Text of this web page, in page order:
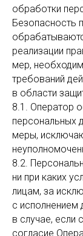
обработки
Безопасность
реализации
мер,
требований
в области
8.1. Оператор
персональных
меры,
8.2.
ни при каких
лицам, за
с исполнением
в случае, если
согласие